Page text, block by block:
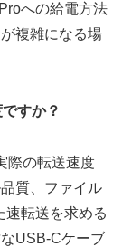
への給電方法
複雑になる場
すか？
際の転送速度
質、ファイル
速転送を求める
USB-Cケーブ